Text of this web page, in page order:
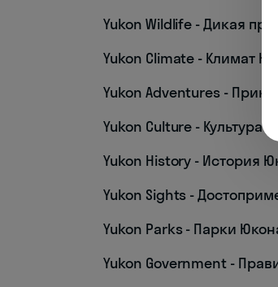
Yukon Wildlife - Дикая
Yukon Climate - Климат
Yukon Adventures -
Yukon Culture - Культура
Yukon History - История
Yukon Sights -
Yukon Parks - Парки
Yukon Government -